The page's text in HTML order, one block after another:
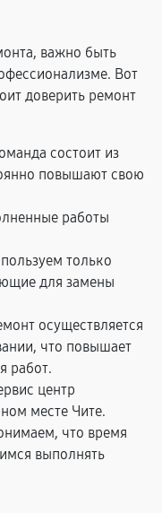
важно быть
Вот
доверить ремонт
состоит из
повышают свою
работы
только
для замены
осуществляется
что повышает
работ.
центр
месте Чите.
что время
выполнять